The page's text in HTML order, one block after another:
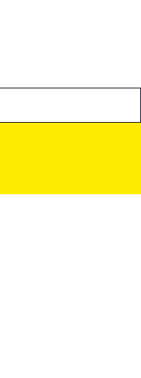
והטבות מיוחדות עבורך